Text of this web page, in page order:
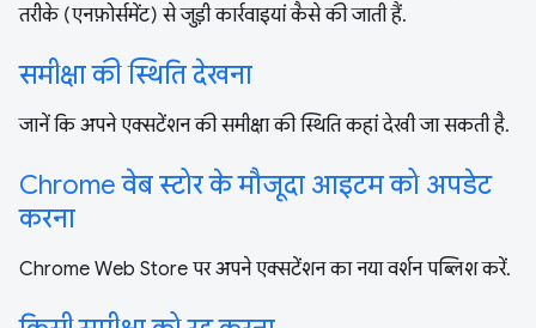
तरीके (एनफ़ोर्समेंट) से जुड़ी कार्रवाइयां कैसे की जाती हैं.
समीक्षा की स्थिति देखना
जानें कि अपने एक्सटेंशन की समीक्षा की स्थिति कहां देखी जा सकती है.
Chrome वेब स्टोर के मौजूदा आइटम को अपडेट
करना
Chrome Web Store पर अपने एक्सटेंशन का नया वर्शन पब्लिश करें.